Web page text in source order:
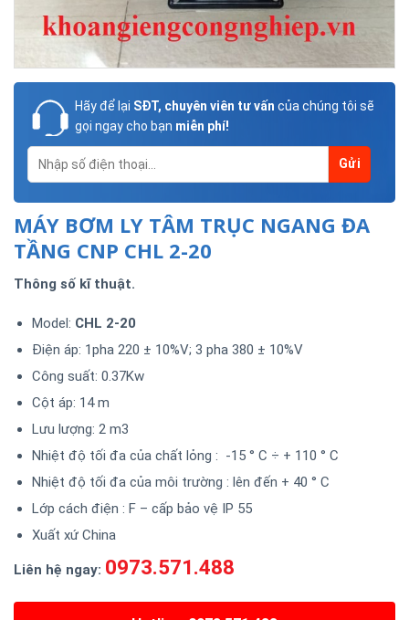
Hãy để lại SĐT, chuyên viên tư vấn của chúng tôi sẽ
gọi ngay cho bạn miễn phí!
MÁY BƠM LY TÂM TRỤC NGANG ĐA
TẦNG CNP CHL 2-20
Thông số kĩ thuật.
Model: CHL 2-20
Điện áp: 1pha 220 ± 10%V; 3 pha 380 ± 10%V
Công suất: 0.37Kw
Cột áp: 14 m
Lưu lượng: 2 m3
Nhiệt độ tối đa của chất lỏng : -15 ° C ÷ + 110 ° C
Nhiệt độ tối đa của môi trường : lên đến + 40 ° C
Lớp cách điện : F – cấp bảo vệ IP 55
Xuất xứ China
Liên hệ ngay: 0973.571.488